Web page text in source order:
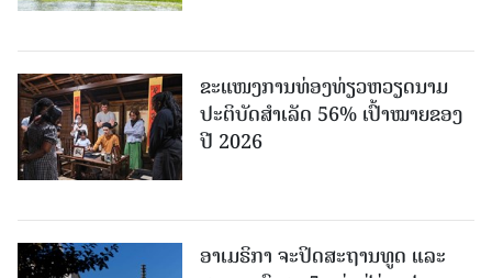
ຂະ​ແໜງ​ການ​ທ່ອງ​ທ່ຽວຫວຽດນາມ ​
ປະ​ຕິ​ບັດ​ສຳ​ເລັດ 56% ເປົ້າ​ໝາຍຂອງ
ປີ 2026
ອາເມຣິກາ ຈະປິດສະຖານທູດ ແ​ລະ